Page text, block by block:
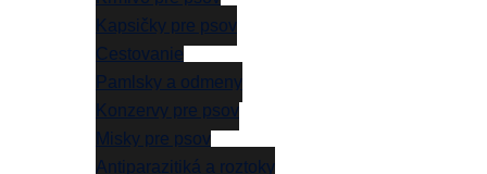
Kapsičky pre psov
Cestovanie
Pamlsky a odmeny
Konzervy pre psov
Misky pre psov
Antiparazitiká a roztoky